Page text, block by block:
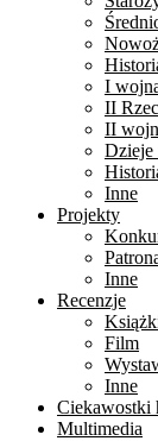
I
II
II
Dzieje
Inne
Projekty
Inne
Recenzje
Film
Inne
Ciekawostki
Multimedia